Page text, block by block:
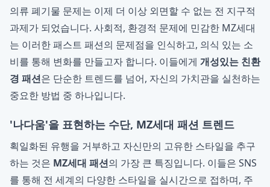
의류 폐기물 문제는 이제 더 이상 외면할 수 없는 전 지구적
과제가 되었습니다. 사회적, 환경적 문제에 민감한 MZ세대
는 이러한 패스트 패션의 문제점을 인식하고, 의식 있는 소
비를 통해 변화를 만들고자 합니다. 이들에게 개성있는 친환
경 패션은 단순한 트렌드를 넘어, 자신의 가치관을 실천하는
중요한 방법 중 하나입니다.
'나다움'을 표현하는 수단, MZ세대 패션 트렌드
획일화된 유행을 거부하고 자신만의 고유한 스타일을 추구
하는 것은 MZ세대 패션의 가장 큰 특징입니다. 이들은 SNS
를 통해 전 세계의 다양한 스타일을 실시간으로 접하며, 주